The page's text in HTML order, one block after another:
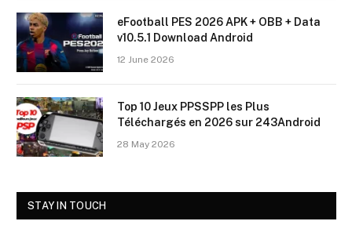
eFootball PES 2026 APK + OBB + Data
v10.5.1 Download Android
12 June 2026
Top 10 Jeux PPSSPP les Plus
Téléchargés en 2026 sur 243Android
28 May 2026
STAY IN TOUCH